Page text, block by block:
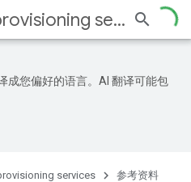
services
成您偏好的语言。AI 翻译可能包
services 参考资料